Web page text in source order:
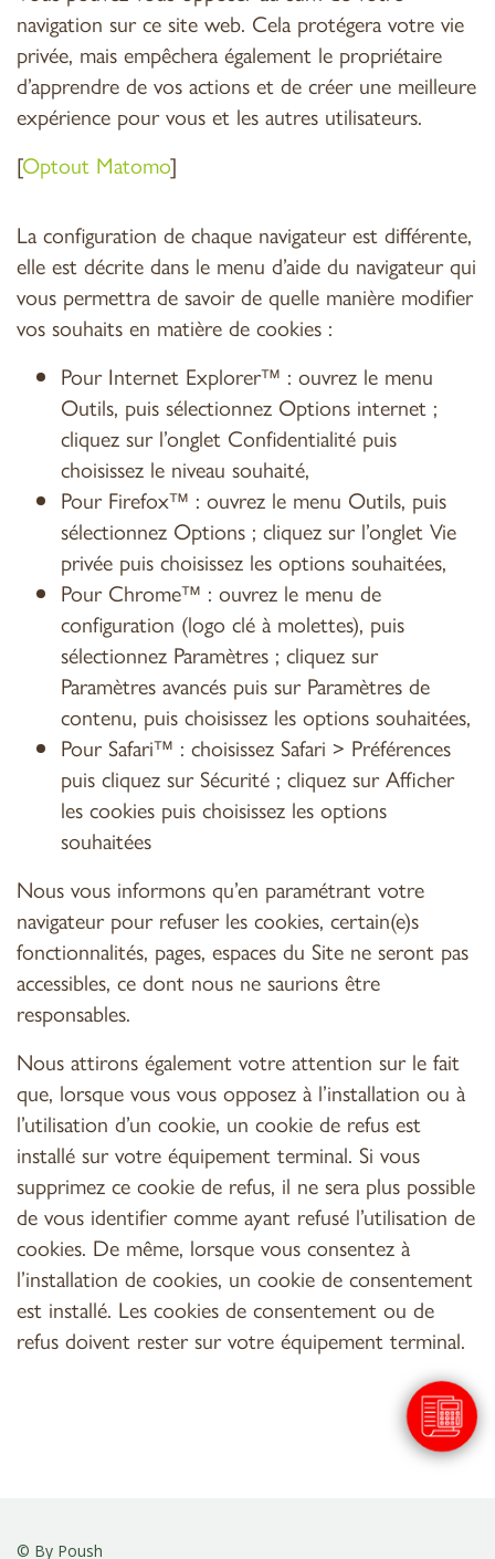
navigation sur ce site web. Cela protégera votre vie
privée, mais empêchera également le propriétaire
d’apprendre de vos actions et de créer une meilleure
expérience pour vous et les autres utilisateurs.
[Optout Matomo]
La configuration de chaque navigateur est différente,
elle est décrite dans le menu d’aide du navigateur qui
vous permettra de savoir de quelle manière modifier
vos souhaits en matière de cookies :
Pour Internet Explorer™ : ouvrez le menu
Outils, puis sélectionnez Options internet ;
cliquez sur l’onglet Confidentialité puis
choisissez le niveau souhaité,
Pour Firefox™ : ouvrez le menu Outils, puis
sélectionnez Options ; cliquez sur l’onglet Vie
privée puis choisissez les options souhaitées,
Pour Chrome™ : ouvrez le menu de
configuration (logo clé à molettes), puis
sélectionnez Paramètres ; cliquez sur
Paramètres avancés puis sur Paramètres de
contenu, puis choisissez les options souhaitées,
Pour Safari™ : choisissez Safari > Préférences
puis cliquez sur Sécurité ; cliquez sur Afficher
les cookies puis choisissez les options
souhaitées
Nous vous informons qu’en paramétrant votre
navigateur pour refuser les cookies, certain(e)s
fonctionnalités, pages, espaces du Site ne seront pas
accessibles, ce dont nous ne saurions être
responsables.
Nous attirons également votre attention sur le fait
que, lorsque vous vous opposez à l’installation ou à
l’utilisation d’un cookie, un cookie de refus est
installé sur votre équipement terminal. Si vous
supprimez ce cookie de refus, il ne sera plus possible
de vous identifier comme ayant refusé l’utilisation de
cookies. De même, lorsque vous consentez à
l’installation de cookies, un cookie de consentement
est installé. Les cookies de consentement ou de
refus doivent rester sur votre équipement terminal.
© By Poush